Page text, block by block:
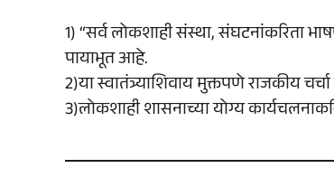
1) “सर्व लोकशाही संस्था, संघटनांकरिता
पायाभूत आहे.
2)या स्वातंत्र्याशिवाय मुक्तपणे राजकीय
3)लोकशाही शासनाच्या योग्य